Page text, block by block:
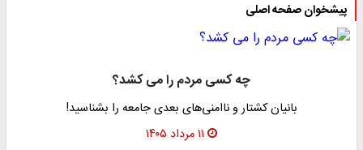
پیشخوان صفحه اصلی
چه کسی مردم را می کشد؟
بانیان کشتار و ناامنی‌های بعدی جامعه را بشناسید!
۱۱ مرداد ۱۴۰۵